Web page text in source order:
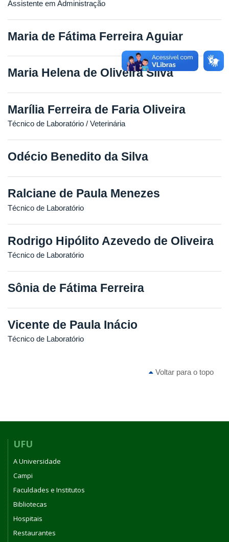
Assistente em Administração
Maria de Fátima Ferreira Aguiar
Maria Helena de Oliveira Silva
Marília Ferreira de Faria Oliveira
Técnico de Laboratório / Veterinária
Odécio Benedito da Silva
Ralciane de Paula Menezes
Técnico de Laboratório
Rodrigo Hipólito Azevedo de Oliveira
Técnico de Laboratório
Sônia de Fátima Ferreira
Vicente de Paula Inácio
Técnico de Laboratório
Voltar para o topo
UFU
A Universidade
Campi
Faculdades e Institutos
Bibliotecas
Hospitais
Restaurantes